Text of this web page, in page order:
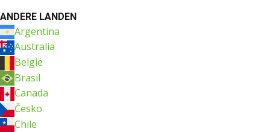
ANDERE LANDEN
Argentina
Australia
België
Brasil
Canada
Česko
Chile